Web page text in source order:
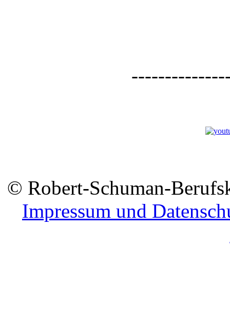
© Robert-Schuman-
Impressum und